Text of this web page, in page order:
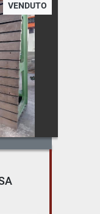
VENDUTO